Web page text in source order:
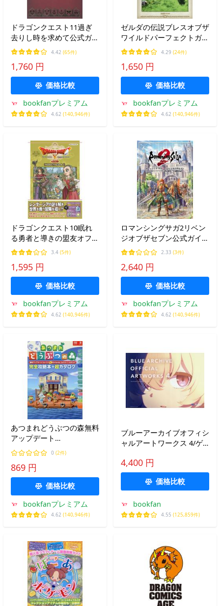
ドラゴンクエスト11過ぎ
去りし時を求めて公式ガイ
ドブック ニンテンドー
3DS版
4.42 (65件)
1,760 円
価格比較
bookfanプレミアム
4.62 (140,946件)
ゼルダの伝説ブレスオブザ
ワイルドパーフェクトガイ
ド/ファミ通
4.29 (24件)
1,650 円
価格比較
bookfanプレミアム
4.62 (140,946件)
ドラゴンクエスト10眠れ
る勇者と導きの盟友オフラ
インアストルティアナビゲ
ーター2 PS5/PS4 Nintendo
Switch Steam版
3.4 (5件)
1,595 円
価格比較
bookfanプレミアム
4.62 (140,946件)
ロマンシングサガ2リベン
ジオブザセブン公式ガイド
ブック+設定画集皇帝継承
記
2.33 (3件)
2,640 円
価格比較
bookfanプレミアム
4.62 (140,946件)
あつまれどうぶつの森無料
アップデート
Ver.3.0&amp;Nintendo
Switch2Edition完全攻略本
+超カタログ
0 (2件)
869 円
価格比較
bookfanプレミアム
4.62 (140,946件)
ブルーアーカイブオフィシ
ャルアートワークス 4/ゲ
4,400 円
価格比較
bookfan
4.55 (125,859件)